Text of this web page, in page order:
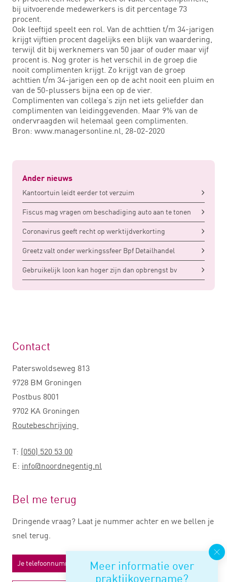
bij uitvoerende medewerkers is dit percentage 73
procent.
Ook leeftijd speelt een rol. Van de achttien t/m 34-jarigen
krijgt vijftien procent dagelijks een blijk van waardering,
terwijl dit bij werknemers van 50 jaar of ouder maar vijf
procent is. Nog groter is het verschil in de groep die
nooit complimenten krijgt. Zo krijgt van de groep
achttien t/m 34-jarigen een op de acht nooit een pluim en
van de 50-plussers bijna een op de vier.
Complimenten van collega’s zijn net iets geliefder dan
complimenten van leidinggevenden. Maar 9% van de
ondervraagden wil helemaal geen complimenten.
Bron: www.managersonline.nl, 28-02-2020
Ander nieuws
Kantoortuin leidt eerder tot verzuim
Fiscus mag vragen om beschadiging auto aan te tonen
Coronavirus geeft recht op werktijdverkorting
Greetz valt onder werkingssfeer Bpf Detailhandel
Gebruikelijk loon kan hoger zijn dan opbrengst bv
Meer informatie over
praktijkovername?
Contact
Paterswoldseweg 813
9728 BM Groningen
Postbus 8001
9702 KA Groningen
Routebeschrijving
T: (050) 520 53 00
E: info@noordnegentig.nl
Bel me terug
Dringende vraag? Laat je nummer achter en we bellen je
snel terug.